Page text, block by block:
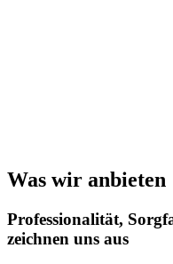
Was wir anbieten
Professionalität,
zeichnen uns aus